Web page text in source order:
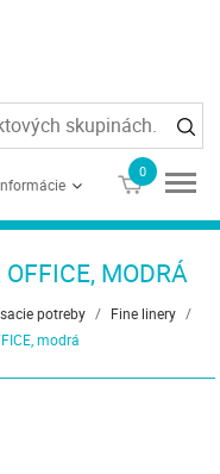
0
€0
MODRÁ
potreby / Fine linery /
modrá